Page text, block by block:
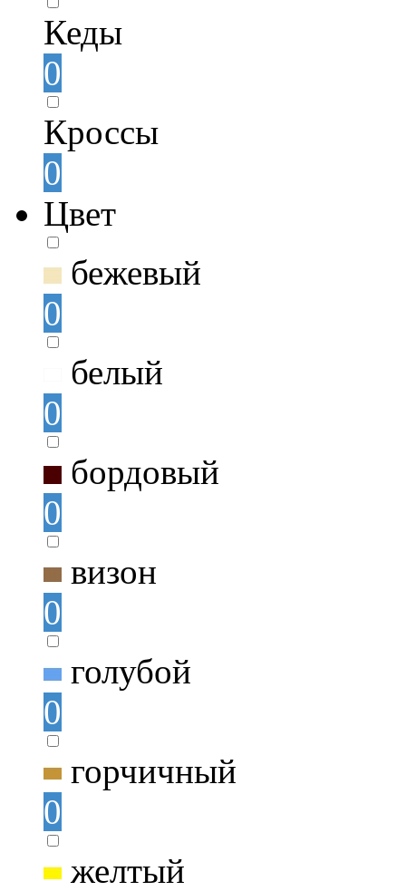
Кеды
0
Кроссы
0
Цвет
бежевый
0
белый
0
бордовый
0
визон
0
голубой
0
горчичный
0
желтый